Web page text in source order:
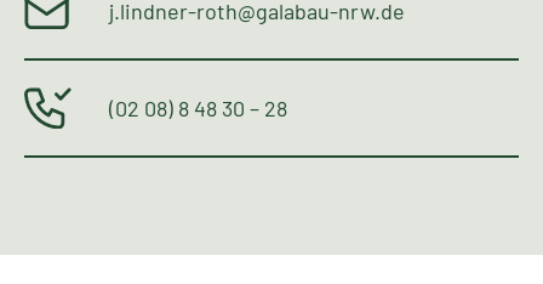
j.lindner-roth@galabau-nrw.de
(02 08) 8 48 30 – 28